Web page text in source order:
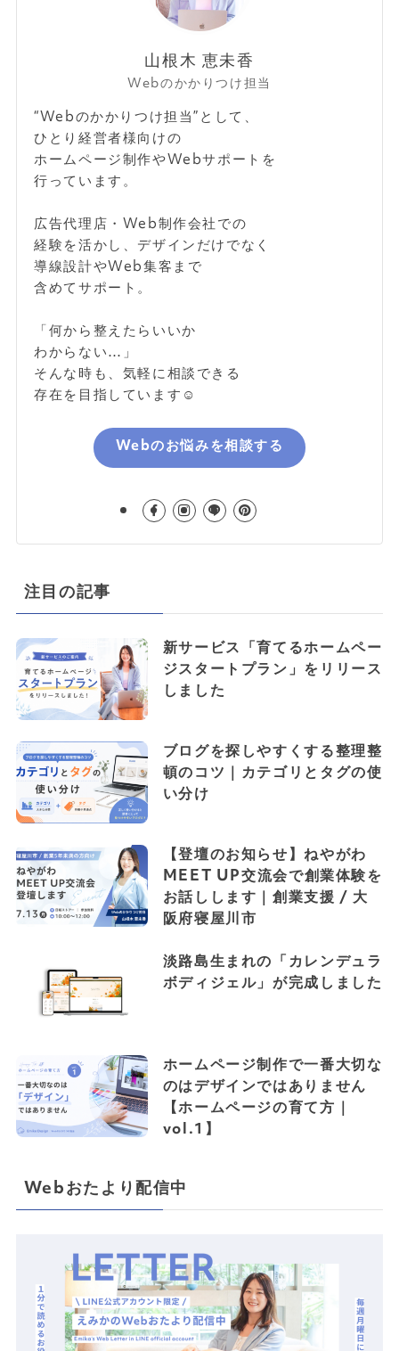
山根木 恵未香
Webのかかりつけ担当
“Webのかかりつけ担当”として、
ひとり経営者様向けの
ホームページ制作やWebサポートを
行っています。
広告代理店・Web制作会社での
経験を活かし、デザインだけでなく
導線設計やWeb集客まで
含めてサポート。
「何から整えたらいいか
わからない…」
そんな時も、気軽に相談できる
存在を目指しています☺️
Webのお悩みを相談する
注目の記事
新サービス「育てるホームペー
ジスタートプラン」をリリース
しました
ブログを探しやすくする整理整
頓のコツ｜カテゴリとタグの使
い分け
【登壇のお知らせ】ねやがわ
MEET UP交流会で創業体験を
お話しします｜創業支援 / 大
阪府寝屋川市
淡路島生まれの「カレンデュラ
ボディジェル」が完成しました
ホームページ制作で一番大切な
のはデザインではありません
【ホームページの育て方｜
vol.1】
Webおたより配信中